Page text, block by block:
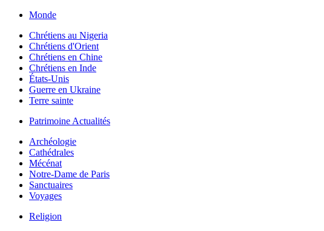
Monde
Chrétiens au Nigeria
Chrétiens d'Orient
Chrétiens en Chine
Chrétiens en Inde
États-Unis
Guerre en Ukraine
Terre sainte
Patrimoine Actualités
Archéologie
Cathédrales
Mécénat
Notre-Dame de Paris
Sanctuaires
Voyages
Religion